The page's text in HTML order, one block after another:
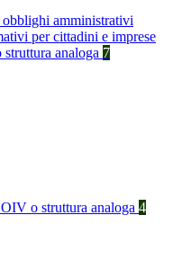
obblighi amministrativi
per cittadini e imprese
analoga 7
o struttura analoga 4